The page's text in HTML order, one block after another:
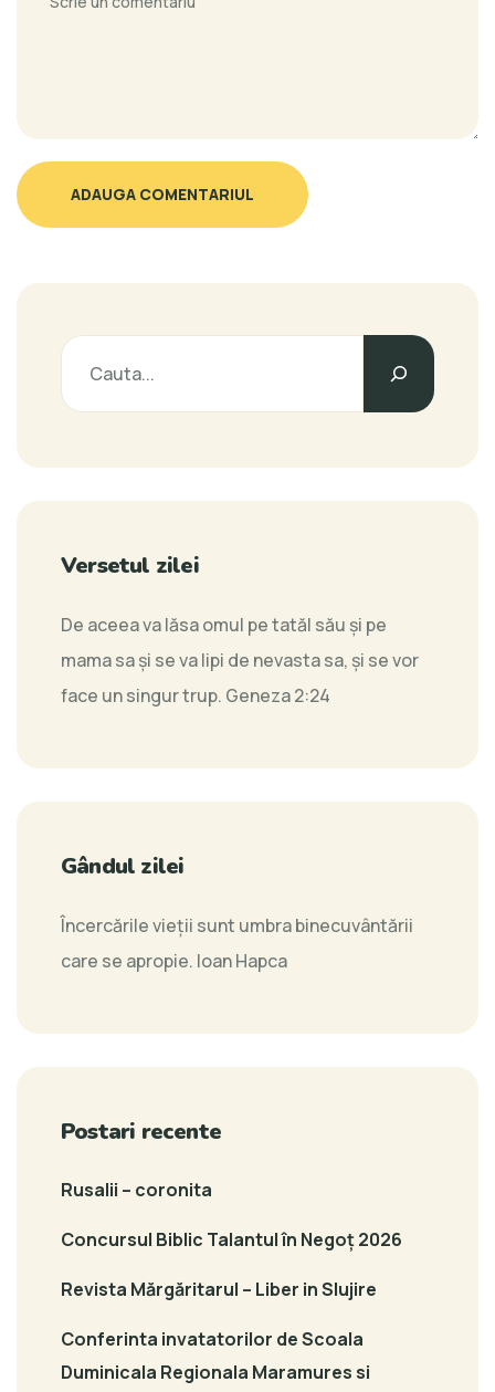
ADAUGA COMENTARIUL
Versetul zilei
De aceea va lăsa omul pe tatăl său şi pe
mama sa şi se va lipi de nevasta sa, şi se vor
face un singur trup. Geneza 2:24
Gândul zilei
Încercările vieții sunt umbra binecuvântării
care se apropie. Ioan Hapca
Postari recente
Rusalii – coronita
Concursul Biblic Talantul în Negoț 2026
Revista Mărgăritarul – Liber in Slujire
Conferinta invatatorilor de Scoala
Duminicala Regionala Maramures si